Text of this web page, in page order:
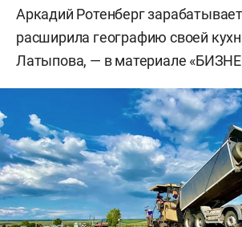
Аркадий Ротенберг
расширила географию своей
Латыпова, — в материале